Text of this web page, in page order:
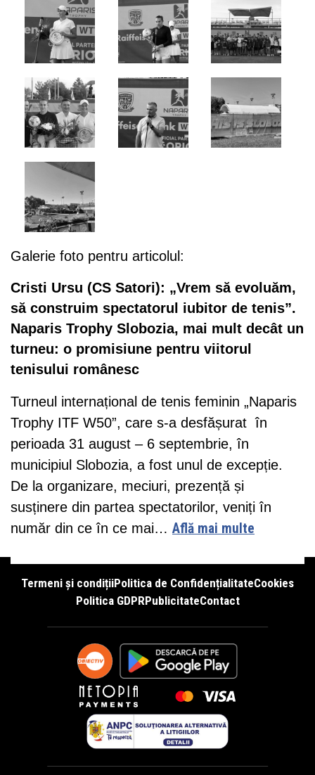
Galerie foto pentru articolul:
Cristi Ursu (CS Satori): „Vrem să evoluăm,
să construim spectatorul iubitor de tenis”.
Naparis Trophy Slobozia, mai mult decât un
turneu: o promisiune pentru viitorul
tenisului românesc
Turneul internațional de tenis feminin „Naparis
Trophy ITF W50”, care s-a desfășurat în
perioada 31 august – 6 septembrie, în
municipiul Slobozia, a fost unul de excepție.
De la organizare, meciuri, prezență și
susținere din partea spectatorilor, veniți în
număr din ce în ce mai… Află mai multe
Termeni și condițiiPolitica de ConfidențialitateCookies
Politica GDPRPublicitateContact